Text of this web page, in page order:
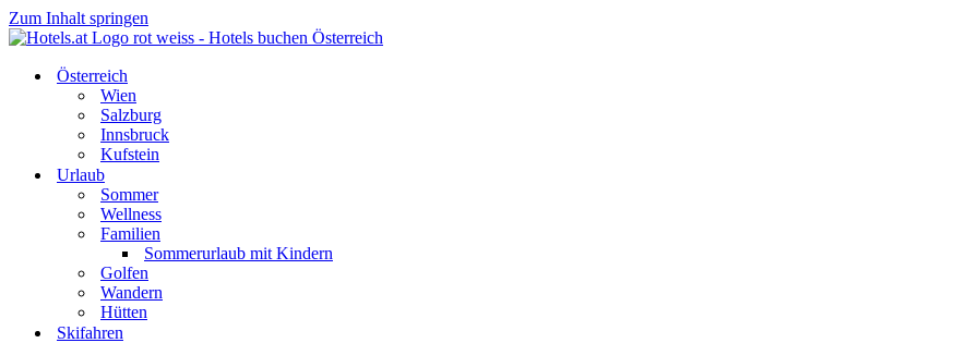
Zum Inhalt springen
Österreich
Wien
Salzburg
Innsbruck
Kufstein
Urlaub
Sommer
Wellness
Familien
Sommerurlaub mit Kindern
Golfen
Wandern
Hütten
Skifahren